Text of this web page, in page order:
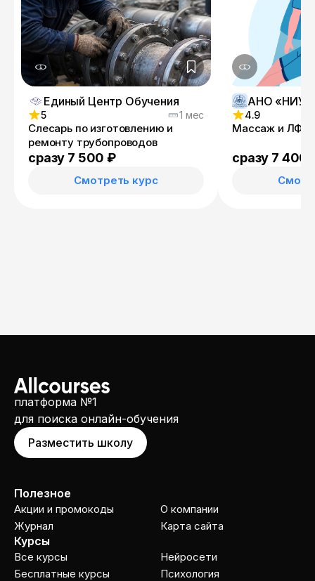
Единый Центр Обучения
5 1 мес
Слесарь по изготовлению и
ремонту трубопроводов
сразу 7 500 ₽
Смотреть курс
4.9
Массаж и ЛФК
сразу 7 400
платформа №1
для поиска онлайн-обучения
Разместить школу
Полезное
Акции и промокоды
Журнал
О компании
Карта сайта
Курсы
Все курсы
Бесплатные курсы
Нейросети
Психология